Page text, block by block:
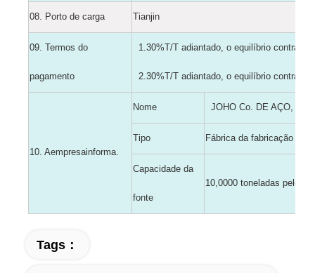
08. Porto de carga Tianjin
09. Termos do
pagamento
1.30%T/T adiantado, o equilíbrio contra a
2.30%T/T adiantado, o equilíbrio contra o
10. Aempresainforma.
Nome JOHO Co. DE AÇO, Ltd.
Tipo Fábrica da fabricação
Capacidade da
fonte
10,0000 toneladas pelo
Tags：